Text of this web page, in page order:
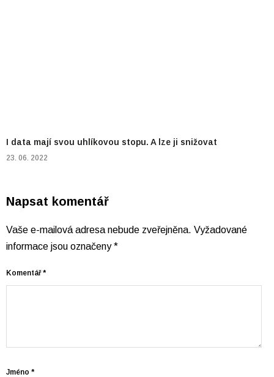
I data mají svou uhlíkovou stopu. A lze ji snižovat
23. 06. 2022
Napsat komentář
Vaše e-mailová adresa nebude zveřejněna. Vyžadované
informace jsou označeny*
Komentář*
Jméno *